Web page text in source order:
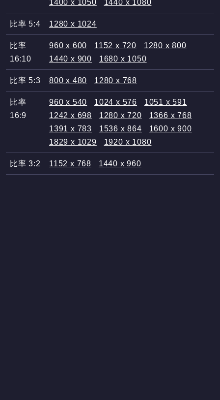
1400 x 1050
1440 x 1080
比率 5:4 1280 x 1024
比率
16:10
960 x 600 1152 x 720
1280 x 800
1440 x 900
1680 x 1050
比率 5:3 800 x 480 1280 x 768
比率
16:9
960 x 540 1024 x 576
1051 x 591
1242 x 698
1280 x 720
1366 x 768
1391 x 783
1536 x 864
1600 x 900
1829 x 1029
1920 x 1080
比率 3:2 1152 x 768 1440 x 960